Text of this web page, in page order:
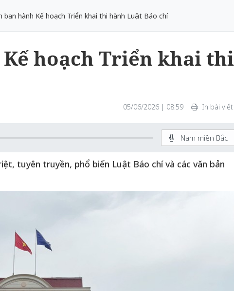
ban hành Kế hoạch Triển khai thi hành Luật Báo chí
hoạch Triển khai thi
05/06/2026 | 08:59 In bài viết
Nam miền Bắc
tuyên truyền, phổ biến Luật Báo chí và các văn bản